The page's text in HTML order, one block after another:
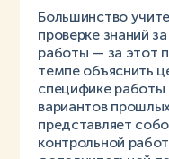
Большинство
проверке знаний
работы — за этот
темпе объяснить
специфике работы
вариантов
представляет
контрольной